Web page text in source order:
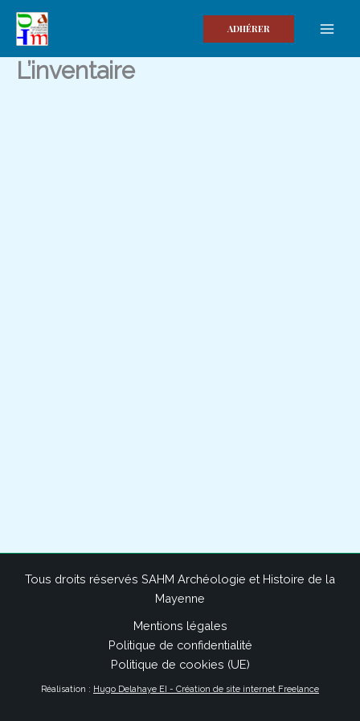
contenu
ADHÉRER
L’inventaire
Tous droits réservés SAHM Archéologie et Histoire de la
Mayenne
Mentions légales
Politique de confidentialité
Politique de cookies (UE)
Réalisation : Hugo Delahaye EI - Création de site internet Freelance